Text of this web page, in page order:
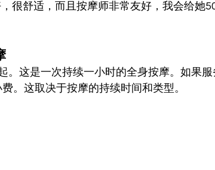
很舒适，而且按摩师非常友好，我会给她
。这是一次持续一小时的全身按摩。如果
。这取决于按摩的持续时间和类型。